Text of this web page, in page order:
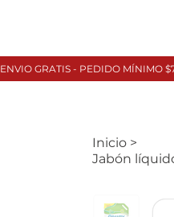
Inicio >